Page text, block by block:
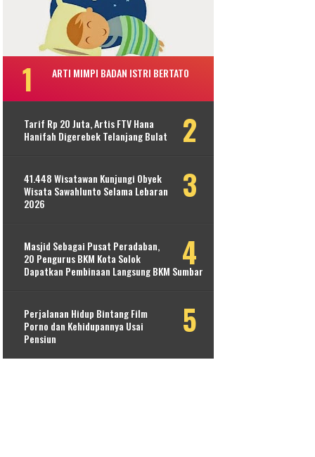
ARTI MIMPI BADAN ISTRI BERTATO
Tarif Rp 20 Juta, Artis FTV Hana
Hanifah Digerebek Telanjang Bulat
41.448 Wisatawan Kunjungi Obyek
Wisata Sawahlunto Selama Lebaran
2026
Masjid Sebagai Pusat Peradaban,
20 Pengurus BKM Kota Solok
Dapatkan Pembinaan Langsung BKM Sumbar
Perjalanan Hidup Bintang Film
Porno dan Kehidupannya Usai
Pensiun